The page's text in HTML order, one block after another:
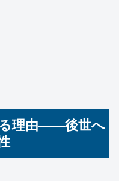
る理由――後世へ